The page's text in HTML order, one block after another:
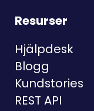
Resurser
Hjälpdesk
Blogg
Kundstories
REST API